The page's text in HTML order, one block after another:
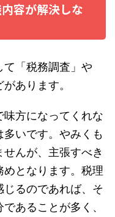
容が解決しな
「税務調査」や
あります。
方になってくれな
いです。やみくも
んが、主張すべき
めとなります。税理
るのであれば、そ
あることが多く、